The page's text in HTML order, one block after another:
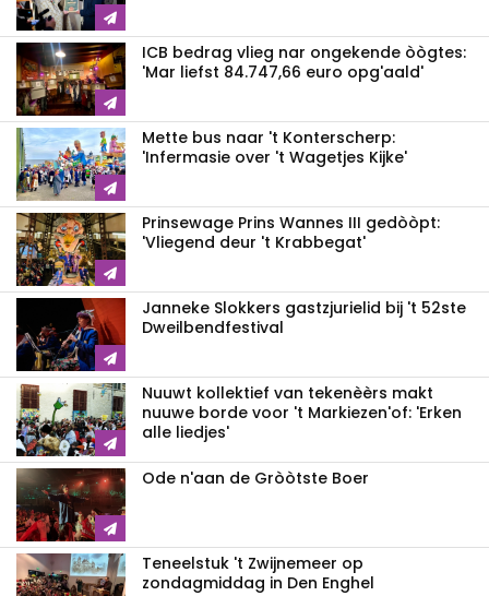
ICB bedrag vlieg nar ongekende òògtes:
'Mar liefst 84.747,66 euro opg'aald'
Mette bus naar 't Konterscherp:
'Infermasie over 't Wagetjes Kijke'
Prinsewage Prins Wannes III gedòòpt:
'Vliegend deur 't Krabbegat'
Janneke Slokkers gastzjurielid bij 't 52ste
Dweilbendfestival
Nuuwt kollektief van tekenèèrs makt
nuuwe borde voor 't Markiezen'of: 'Erken
alle liedjes'
Ode n'aan de Gròòtste Boer
Teneelstuk 't Zwijnemeer op
zondagmiddag in Den Enghel